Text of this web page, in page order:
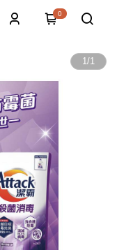
0
1/1